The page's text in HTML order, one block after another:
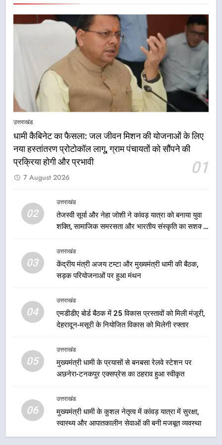
उत्तराखंड
धामी कैबिनेट का फैसला: जल जीवन मिशन की योजनाओं के लिए
नया हस्तांतरण प्रोटोकॉल लागू, ग्राम पंचायतों को सौंपने की
प्रक्रिया होगी और प्रभावी
01
7 August 2026
02
उत्तराखंड
तेजस्वी सूर्या और नेहा जोशी ने कांवड़ यात्रा को बनाया युवा
शक्ति, सामाजिक समरसता और भारतीय संस्कृति का सशक्त
03
उत्तराखंड
केंद्रीय मंत्री अजय टम्टा और मुख्यमंत्री धामी की बैठक,
सड़क परियोजनाओं पर हुआ मंथन
04
उत्तराखंड
एमडीडीए बोर्ड बैठक में 25 विकास प्रस्तावों को मिली मंजूरी,
देहरादून-मसूरी के नियोजित विकास को मिलेगी रफ्तार
05
उत्तराखंड
मुख्यमंत्री धामी के प्रयासों से बनबसा रेलवे स्टेशन पर
अछनेरा-टनकपुर एक्सप्रेस का ठहराव हुआ स्वीकृत
06
उत्तराखंड
मुख्यमंत्री धामी के कुशल नेतृत्व में कांवड़ यात्रा में सुरक्षा,
स्वास्थ्य और आपातकालीन सेवाओं की बनी मजबूत व्यवस्था
मुख्यमंत्री धामी के नेतृत्व में मसूरी बन रही
विकास और पर्यटन का नया केंद्र
उत्तराखंड
आपदा के मलबे से उम्मीद की नई सुबह,
और राहत कार्यों से धराली को फिर खड़ा
कर बनाया भरोसे का प्रतीक
उत्तराखंड
1
की प्रक्रिया होगी और प्रभावी
यात्रा को बनाया युवा शक्ति, सामाजिक
समरसता और भारतीय संस्कृति का सशक्त
उत्तराखंड
3
केंद्रीय मंत्री अजय टम्टा और मुख्यमंत्री
धामी की बैठक, सड़क परियोजनाओं पर
4
एमडीडीए बोर्ड बैठक में 25 विकास प्रस्तावों